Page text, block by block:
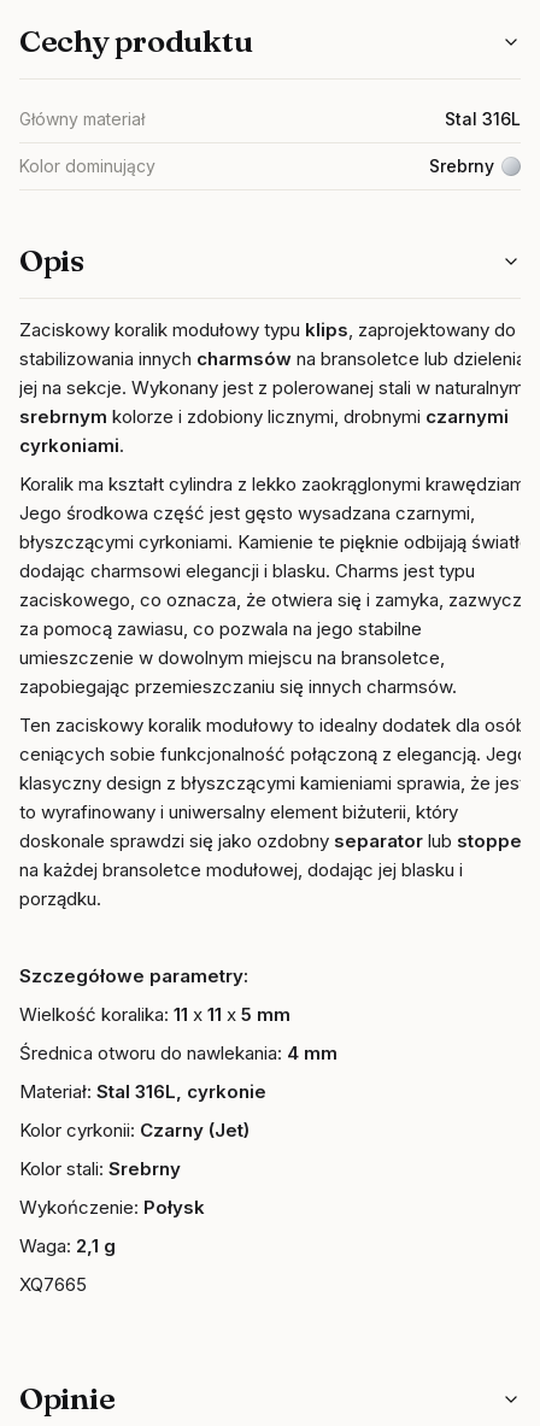
Cechy produktu
Główny materiał Stal 316L
Kolor dominujący Srebrny
Opis
Zaciskowy koralik modułowy typu klips, zaprojektowany do
stabilizowania innych charmsów na bransoletce lub dzielenia
jej na sekcje. Wykonany jest z polerowanej stali w naturalnym
srebrnym kolorze i zdobiony licznymi, drobnymi czarnymi
cyrkoniami.
Koralik ma kształt cylindra z lekko zaokrąglonymi krawędziami.
Jego środkowa część jest gęsto wysadzana czarnymi,
błyszczącymi cyrkoniami. Kamienie te pięknie odbijają światło,
dodając charmsowi elegancji i blasku. Charms jest typu
zaciskowego, co oznacza, że otwiera się i zamyka, zazwyczaj
za pomocą zawiasu, co pozwala na jego stabilne
umieszczenie w dowolnym miejscu na bransoletce,
zapobiegając przemieszczaniu się innych charmsów.
Ten zaciskowy koralik modułowy to idealny dodatek dla osób
ceniących sobie funkcjonalność połączoną z elegancją. Jego
klasyczny design z błyszczącymi kamieniami sprawia, że jest
to wyrafinowany i uniwersalny element biżuterii, który
doskonale sprawdzi się jako ozdobny separator lub stopper
na każdej bransoletce modułowej, dodając jej blasku i
porządku.
Szczegółowe parametry:
Wielkość koralika: 11 x 11 x 5 mm
Średnica otworu do nawlekania: 4 mm
Materiał: Stal 316L, cyrkonie
Kolor cyrkonii: Czarny (Jet)
Kolor stali: Srebrny
Wykończenie: Połysk
Waga: 2,1 g
XQ7665
Opinie